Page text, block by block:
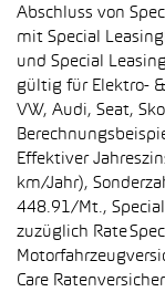
Abschluss von
mit Special
und Special
gültig für Elektro-
VW, Audi, Seat,
Effektiver
km/Jahr),
448.91/Mt., Special
zuzüglich Rate
Care